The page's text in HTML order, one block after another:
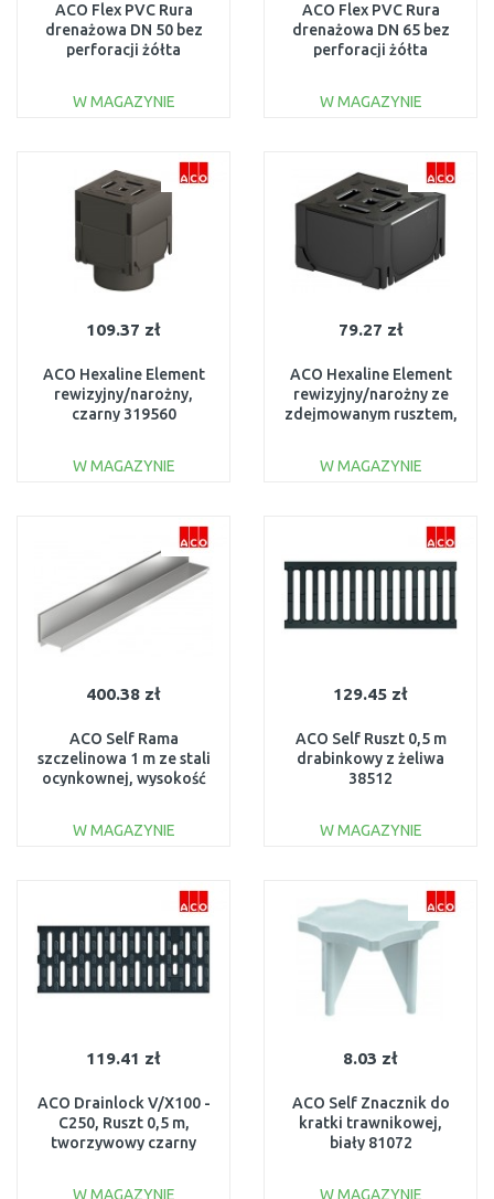
ACO Flex PVC Rura
drenażowa DN 50 bez
perforacji żółta
W MAGAZYNIE
Do porównania
ACO Flex PVC Rura
drenażowa DN 65 bez
perforacji żółta
W MAGAZYNIE
109.37 zł
ACO Hexaline Element
rewizyjny/narożny,
czarny 319560
W MAGAZYNIE
79.27 zł
ACO Hexaline Element
rewizyjny/narożny ze
zdejmowanym rusztem,
W MAGAZYNIE
400.38 zł
ACO Self Rama
szczelinowa 1 m ze stali
ocynkownej, wysokość
W MAGAZYNIE
129.45 zł
ACO Self Ruszt 0,5 m
drabinkowy z żeliwa
38512
W MAGAZYNIE
Do porównania
119.41 zł
ACO Drainlock V/X100 -
C250, Ruszt 0,5 m,
tworzywowy czarny
W MAGAZYNIE
8.03 zł
ACO Self Znacznik do
kratki trawnikowej,
biały 81072
W MAGAZYNIE